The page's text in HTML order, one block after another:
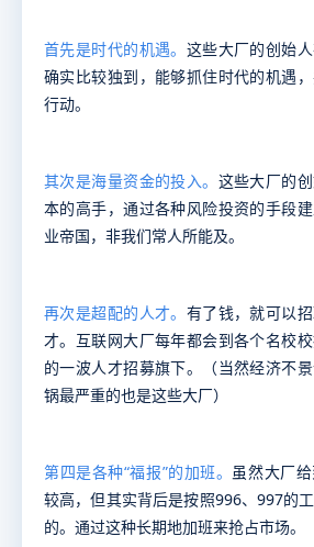
首先是时代的机遇。 这些大厂的创始
确实比较独到，能够抓住时代的机遇
行动。
其次是海量资金的投入。 这些大厂的
本的高手，通过各种风险投资的手段
业帝国，非我们常人所能及。
再次是超配的人才。 有了钱，就可以
才。互联网大厂每年都会到各个名校
的一波人才招募旗下。（当然经济不
锅最严重的也是这些大厂）
第四是各种“福报”的加班。 虽然大厂
较高，但其实背后是按照996、997的
的。通过这种长期地加班来抢占市场。